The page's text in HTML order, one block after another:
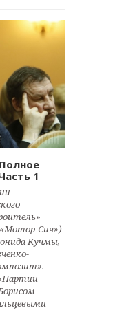
1
Сич»)
Кучмы,